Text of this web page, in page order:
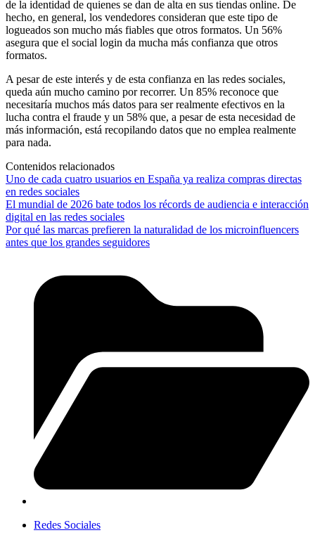
de la identidad de quienes se dan de alta en sus tiendas online. De
hecho, en general, los vendedores consideran que este tipo de
logueados son mucho más fiables que otros formatos. Un 56%
asegura que el social login da mucha más confianza que otros
formatos.
A pesar de este interés y de esta confianza en las redes sociales,
queda aún mucho camino por recorrer. Un 85% reconoce que
necesitaría muchos más datos para ser realmente efectivos en la
lucha contra el fraude y un 58% que, a pesar de esta necesidad de
más información, está recopilando datos que no emplea realmente
para nada.
Contenidos relacionados
Uno de cada cuatro usuarios en España ya realiza compras directas
en redes sociales
El mundial de 2026 bate todos los récords de audiencia e interacción
digital en las redes sociales
Por qué las marcas prefieren la naturalidad de los microinfluencers
antes que los grandes seguidores
Redes Sociales